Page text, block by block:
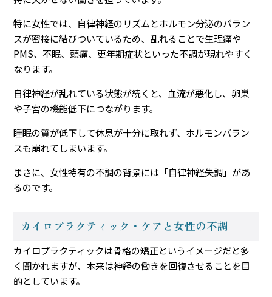
特に女性では、自律神経のリズムとホルモン分泌のバラン
スが密接に結びついているため、乱れることで生理痛や
PMS、不眠、頭痛、更年期症状といった不調が現れやすく
なります。
自律神経が乱れている状態が続くと、血流が悪化し、卵巣
や子宮の機能低下につながります。
睡眠の質が低下して休息が十分に取れず、ホルモンバラン
スも崩れてしまいます。
まさに、女性特有の不調の背景には「自律神経失調」があ
るのです。
カイロプラクティック・ケアと女性の不調
カイロプラクティックは骨格の矯正というイメージだと多
く聞かれますが、本来は神経の働きを回復させることを目
的としています。